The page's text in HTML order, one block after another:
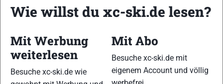
37
Wie willst du xc-ski.de lesen?
Mit Werbung
weiterlesen
Besuche xc-ski.de wie
Mit Abo
Besuche xc-ski.de mit
eigenem Account und völlig